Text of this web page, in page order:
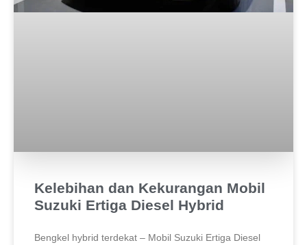
Kelebihan dan Kekurangan Mobil
Suzuki Ertiga Diesel Hybrid
Bengkel hybrid terdekat – Mobil Suzuki Ertiga Diesel